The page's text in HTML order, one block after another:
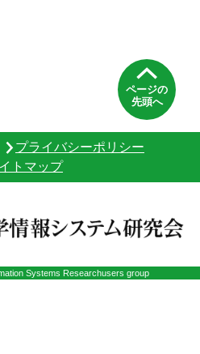
ページの
先頭へ
プライバシーポリシー
トマップ
Systems Researchusers group